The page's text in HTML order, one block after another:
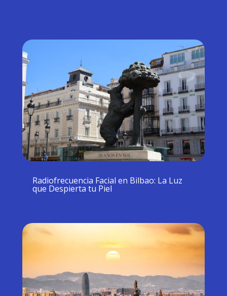
Radiofrecuencia Facial en Bilbao: La Luz
que Despierta tu Piel